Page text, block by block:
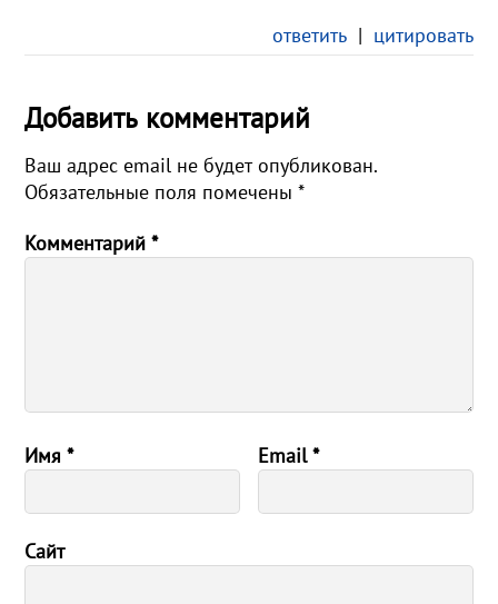
ответить| цитировать
Добавить комментарий
Ваш адрес email не будет опубликован.
Обязательные поля помечены*
Комментарий*
Имя* Email*
Сайт